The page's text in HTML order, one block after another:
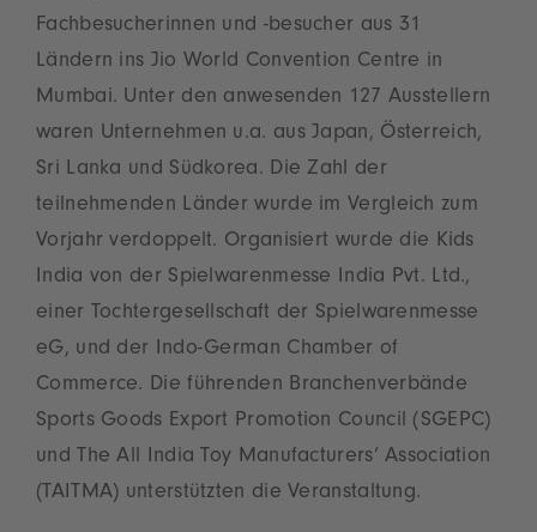
Fachbesucherinnen und ‑besucher aus 31
Ländern ins Jio World Convention Centre in
Mumbai. Unter den anwesenden 127 Ausstellern
waren Unternehmen u.a. aus Japan, Österreich,
Sri Lanka und Südkorea. Die Zahl der
teilnehmenden Länder wurde im Vergleich zum
Vorjahr verdoppelt. Organisiert wurde die Kids
India von der Spielwarenmesse India Pvt. Ltd.,
einer Tochtergesellschaft der Spielwarenmesse
eG, und der Indo-German Chamber of
Commerce. Die führenden Branchenverbände
Sports Goods Export Promotion Council (SGEPC)
und The All India Toy Manufacturers‘ Association
(TAITMA) unterstützten die Veranstaltung.